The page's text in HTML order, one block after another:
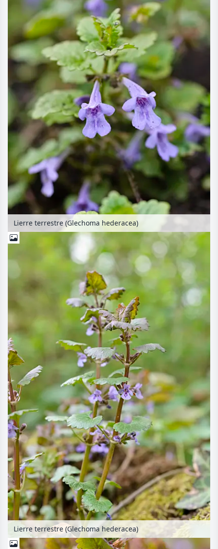
Lierre terrestre (Glechoma hederacea)
Lierre terrestre (Glechoma hederacea)